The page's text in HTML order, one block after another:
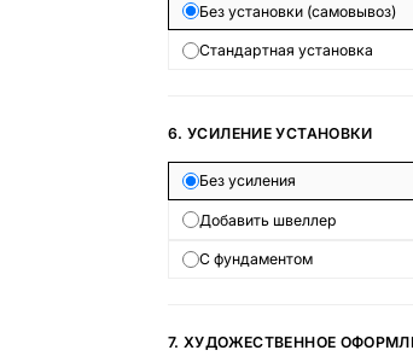
Без установки (самовывоз)
Стандартная установка
6. УСИЛЕНИЕ УСТАНОВКИ
Без усиления
Добавить швеллер
С фундаментом
7. ХУДОЖЕСТВЕННОЕ